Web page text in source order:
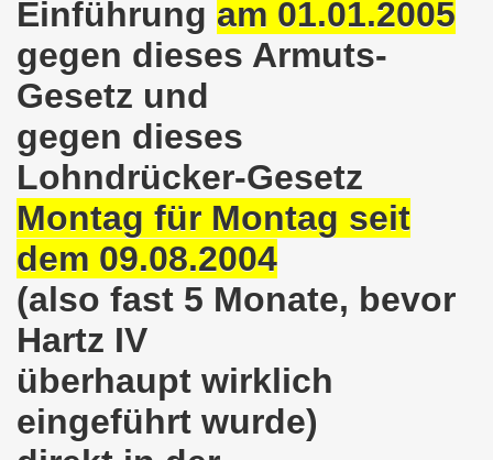
Einführung am 01.01.2005
gegen dieses Armuts-
Gesetz und
gegen dieses
Lohndrücker-Gesetz
Montag für Montag seit
dem 09.08.2004
(also fast 5 Monate, bevor
Hartz IV
überhaupt wirklich
eingeführt wurde)
im neuen Jahr 2023 am 23.01.2023 mit
Bewegung am 21.11.2022: Sofortiger Stopp des
Montagsdemo-Bewegung am 14.11.2022 auf dem
Protest gegen die Preissteigerungen und für
am 10.10.2022: "Jin - Jiyan - Azadi -
Herbstdemonstration gegen die Politik der
ruft auf am 10.10.2022 zur Solidarität mit den
erst recht am 01.10.2022 nach Berlin zur
lädt am 12.09.2022 ein: Entlastungs-Paket